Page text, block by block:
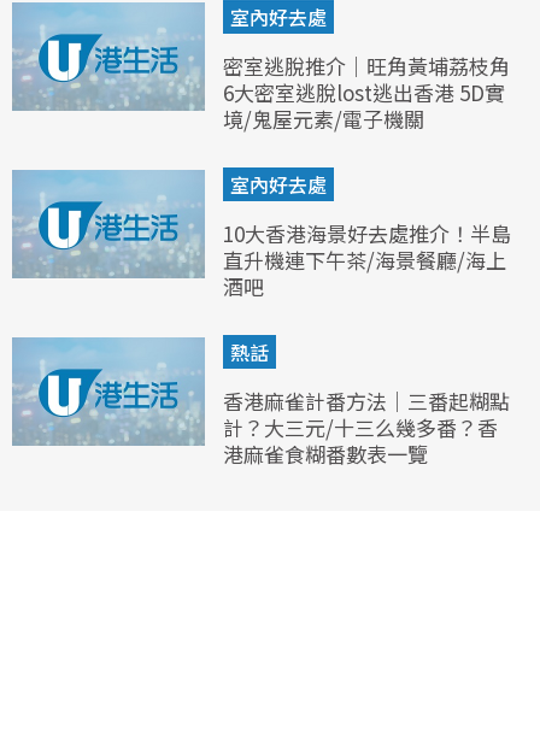
室內好去處
密室逃脫推介｜旺角黃埔荔枝角
6大密室逃脫lost逃出香港 5D實
境/鬼屋元素/電子機關
室內好去處
10大香港海景好去處推介！半島
直升機連下午茶/海景餐廳/海上
酒吧
熱話
香港麻雀計番方法｜三番起糊點
計？大三元/十三么幾多番？香
港麻雀食糊番數表一覽